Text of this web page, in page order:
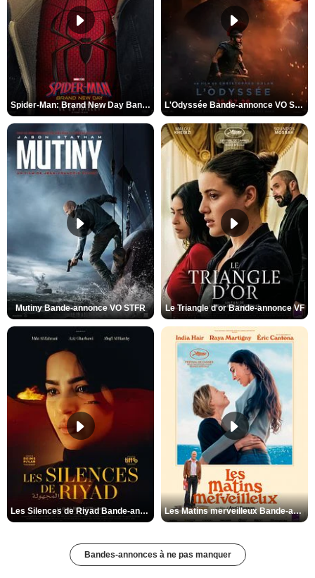
Spider-Man: Brand New Day Bande-annonce VO STFR L'Odyssée Bande-annonce VO STFR
Mutiny Bande-annonce VO STFR Le Triangle d'or Bande-annonce VF
Les Silences de Riyad Bande-annonce VO STFR Les Matins merveilleux Bande-annonce VF
Bandes-annonces à ne pas manquer